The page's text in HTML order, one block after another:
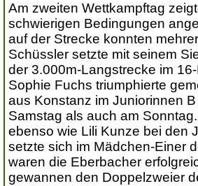
Am zweiten Wettkampftag
schwierigen Bedingungen
auf der Strecke konnten
Schüssler setzte mit seinem
der 3.000m-Langstrecke im
Sophie Fuchs triumphierte
aus Konstanz im Juniorinnen
Samstag als auch am
ebenso wie Lili Kunze bei den
setzte sich im Mädchen-Einer
waren die Eberbacher
gewannen den Doppelzweier